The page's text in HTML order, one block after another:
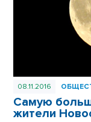
08.11.2016
Самую
жители